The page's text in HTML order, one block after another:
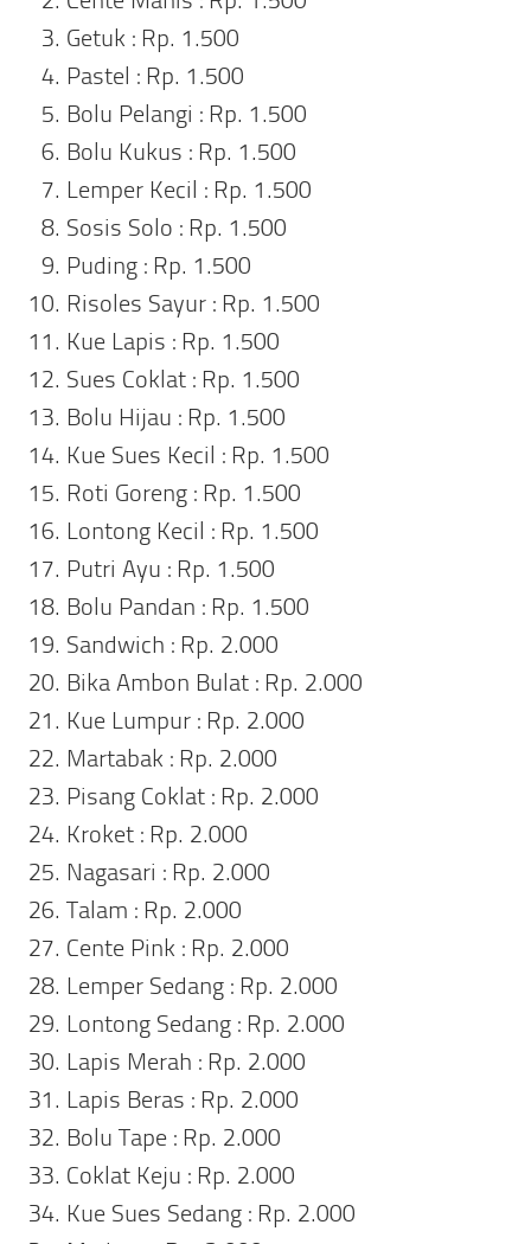
Getuk : Rp. 1.500
Pastel : Rp. 1.500
Bolu Pelangi : Rp. 1.500
Bolu Kukus : Rp. 1.500
Lemper Kecil : Rp. 1.500
Sosis Solo : Rp. 1.500
Puding : Rp. 1.500
Risoles Sayur : Rp. 1.500
Kue Lapis : Rp. 1.500
Sues Coklat : Rp. 1.500
Bolu Hijau : Rp. 1.500
Kue Sues Kecil : Rp. 1.500
Roti Goreng : Rp. 1.500
Lontong Kecil : Rp. 1.500
Putri Ayu : Rp. 1.500
Bolu Pandan : Rp. 1.500
Sandwich : Rp. 2.000
Bika Ambon Bulat : Rp. 2.000
Kue Lumpur : Rp. 2.000
Martabak : Rp. 2.000
Pisang Coklat : Rp. 2.000
Kroket : Rp. 2.000
Nagasari : Rp. 2.000
Talam : Rp. 2.000
Cente Pink : Rp. 2.000
Lemper Sedang : Rp. 2.000
Lontong Sedang : Rp. 2.000
Lapis Merah : Rp. 2.000
Lapis Beras : Rp. 2.000
Bolu Tape : Rp. 2.000
Coklat Keju : Rp. 2.000
Kue Sues Sedang : Rp. 2.000